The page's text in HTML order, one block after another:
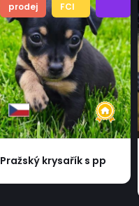
prodej
FCI
Pražský krysařík s pp